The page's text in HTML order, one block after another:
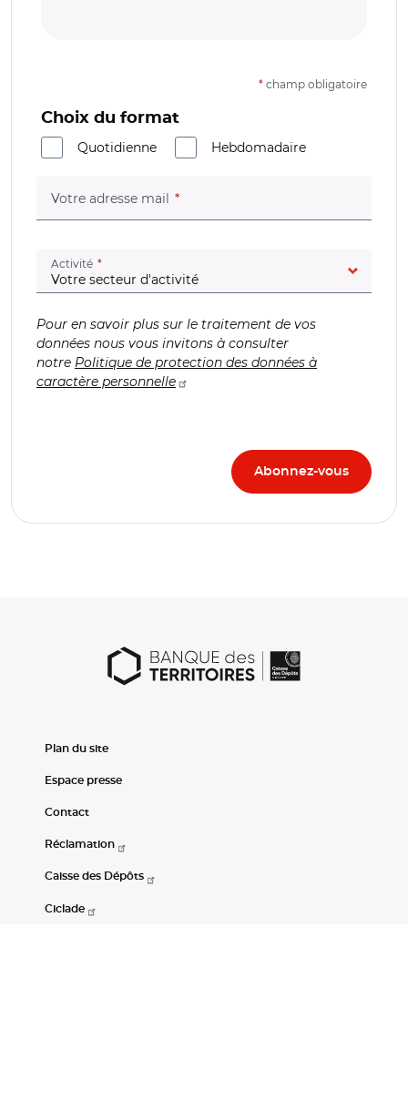
* champ obligatoire
Choix du format
Quotidienne
Hebdomadaire
Votre adresse mail (champ obligatoire)
Activité (champ obligatoire)
Pour en savoir plus sur le traitement de vos
données nous vous invitons à consulter
notre Politique de protection des données à
caractère personnelle
Plan du site
Espace presse
Contact
Réclamation
Caisse des Dépôts
Ciclade